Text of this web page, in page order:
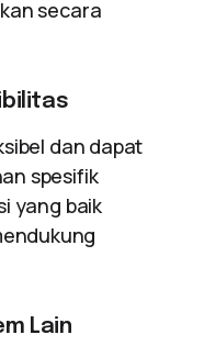
secara
dan dapat
spesifik
yang baik
Lain